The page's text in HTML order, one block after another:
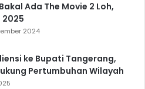
Ada The Movie 2 Loh,
2025
2024
ke Bupati Tangerang,
Pertumbuhan Wilayah